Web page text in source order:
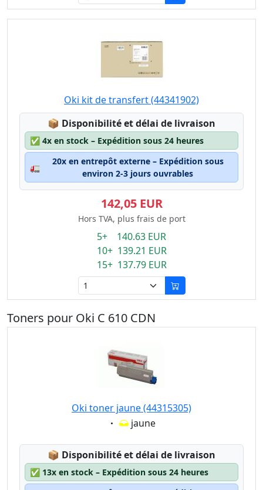
Oki kit de transfert (44341902)
📦 Lagerstatus:
Disponibilité et délai de livraison
✅ 4x en stock – Expédition sous 24 heures
🚛
20x en entrepôt externe – Expédition sous
environ 2-3 jours ouvrables
142,05 EUR
Hors TVA, plus frais de port
5+ 140.63 EUR
10+ 139.21 EUR
15+ 137.79 EUR
Toners pour Oki C 610 CDN
Oki toner jaune (44315305)
Eigenschaft:
jaune
📦 Lagerstatus:
Disponibilité et délai de livraison
✅ 13x en stock – Expédition sous 24 heures